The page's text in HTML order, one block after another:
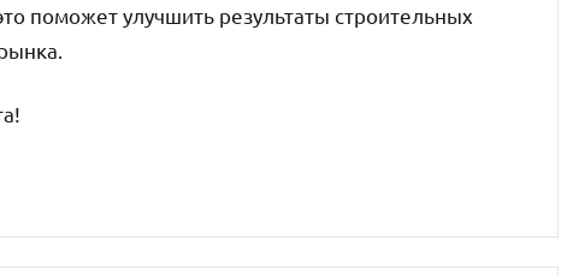
поможет улучшить результаты строительных